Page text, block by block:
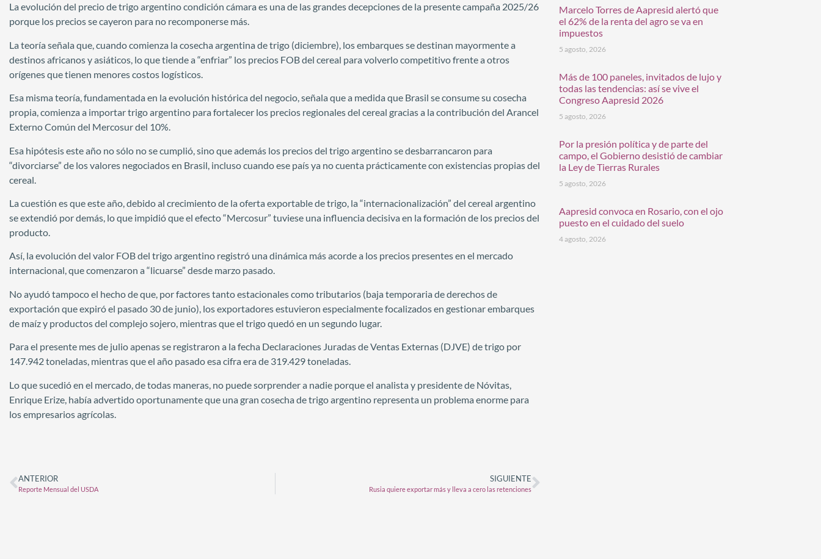
La evolución del precio de trigo argentino condición cámara es una de las grandes decepciones de la presente campaña 2025/26
porque los precios se cayeron para no recomponerse más.
La teoría señala que, cuando comienza la cosecha argentina de trigo (diciembre), los embarques se destinan mayormente a
destinos africanos y asiáticos, lo que tiende a “enfriar” los precios FOB del cereal para volverlo competitivo frente a otros
orígenes que tienen menores costos logísticos.
Esa misma teoría, fundamentada en la evolución histórica del negocio, señala que a medida que Brasil se consume su cosecha
propia, comienza a importar trigo argentino para fortalecer los precios regionales del cereal gracias a la contribución del Arancel
Externo Común del Mercosur del 10%.
Esa hipótesis este año no sólo no se cumplió, sino que además los precios del trigo argentino se desbarrancaron para
“divorciarse” de los valores negociados en Brasil, incluso cuando ese país ya no cuenta prácticamente con existencias propias del
cereal.
La cuestión es que este año, debido al crecimiento de la oferta exportable de trigo, la “internacionalización” del cereal argentino
se extendió por demás, lo que impidió que el efecto “Mercosur” tuviese una influencia decisiva en la formación de los precios del
producto.
Así, la evolución del valor FOB del trigo argentino registró una dinámica más acorde a los precios presentes en el mercado
internacional, que comenzaron a “licuarse” desde marzo pasado.
No ayudó tampoco el hecho de que, por factores tanto estacionales como tributarios (baja temporaria de derechos de
exportación que expiró el pasado 30 de junio), los exportadores estuvieron especialmente focalizados en gestionar embarques
de maíz y productos del complejo sojero, mientras que el trigo quedó en un segundo lugar.
Para el presente mes de julio apenas se registraron a la fecha Declaraciones Juradas de Ventas Externas (DJVE) de trigo por
147.942 toneladas, mientras que el año pasado esa cifra era de 319.429 toneladas.
Lo que sucedió en el mercado, de todas maneras, no puede sorprender a nadie porque el analista y presidente de Nóvitas,
Enrique Erize, había advertido oportunamente que una gran cosecha de trigo argentino representa un problema enorme para
los empresarios agrícolas.
ANTERIOR
Reporte Mensual del USDA
SIGUIENTE
Rusia quiere exportar más y lleva a cero las retenciones
Marcelo Torres de Aapresid alertó que
el 62% de la renta del agro se va en
impuestos
5 agosto, 2026
Más de 100 paneles, invitados de lujo y
todas las tendencias: así se vive el
Congreso Aapresid 2026
5 agosto, 2026
Por la presión política y de parte del
campo, el Gobierno desistió de cambiar
la Ley de Tierras Rurales
5 agosto, 2026
Aapresid convoca en Rosario, con el ojo
puesto en el cuidado del suelo
4 agosto, 2026